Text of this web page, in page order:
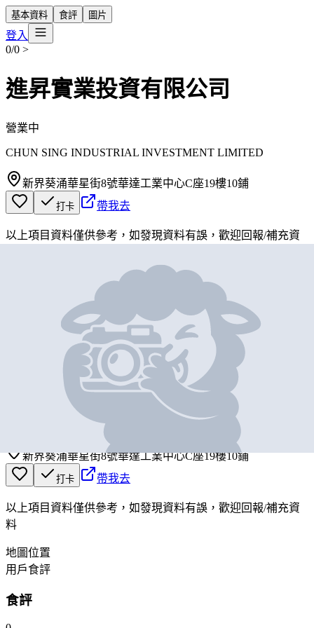
基本資料 食評 圖片
登入
0/0 >
進昇實業投資有限公司
營業中
CHUN SING INDUSTRIAL INVESTMENT LIMITED
新界葵涌華星街8號華達工業中心C座19樓10鋪
打卡 帶我去
以上項目資料僅供參考，如發現資料有誤，歡迎回報/補充資
進昇實業投資有限公司
CHUN SING INDUSTRIAL INVESTMENT LIMITED
新界葵涌華星街8號華達工業中心C座19樓10鋪
打卡 帶我去
以上項目資料僅供參考，如發現資料有誤，歡迎回報/補充資
料
地圖位置
用戶食評
食評